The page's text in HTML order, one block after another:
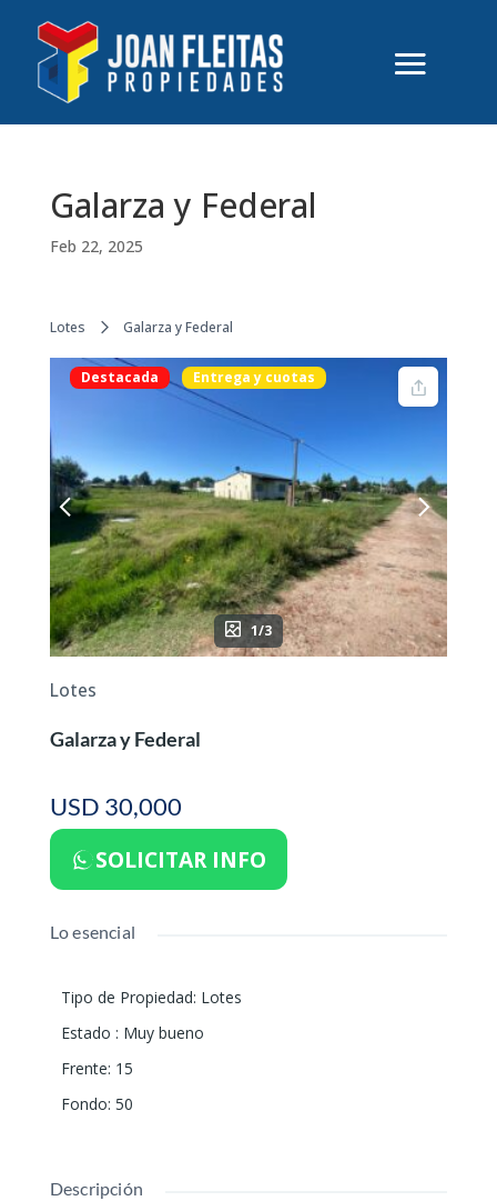
Galarza y Federal
Feb 22, 2025
Lotes Galarza y Federal
Destacada Entrega y cuotas
1/3
Lotes
Galarza y Federal
USD 30,000
SOLICITAR INFO
Lo esencial
Tipo de Propiedad: Lotes
Estado : Muy bueno
Frente: 15
Fondo: 50
Descripción